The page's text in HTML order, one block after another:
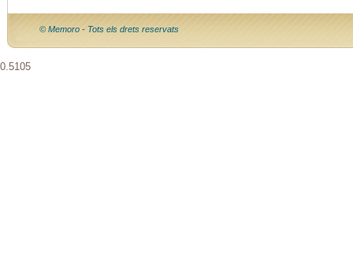
© Memoro - Tots els drets reservats
0.5105